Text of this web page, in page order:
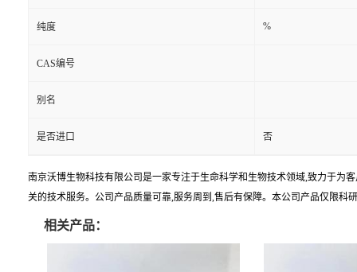
纯度 %
CAS编号
别名
是否进口 否
南京沃博生物科技有限公司是一家专注于生命科学和生物技术领域,致力于为
关的技术服务。公司产品质量可靠,服务周到,售后有保障。本公司产品仅限科
相关产品：